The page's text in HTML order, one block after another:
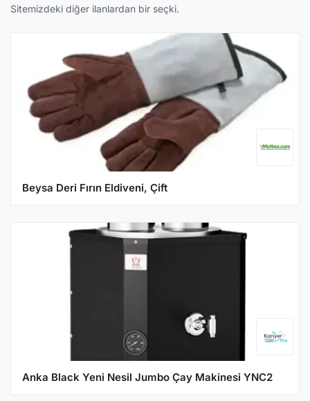
Sitemizdeki diğer ilanlardan bir seçki.
Beysa Deri Fırın Eldiveni, Çift
Anka Black Yeni Nesil Jumbo Çay Makinesi YNC2